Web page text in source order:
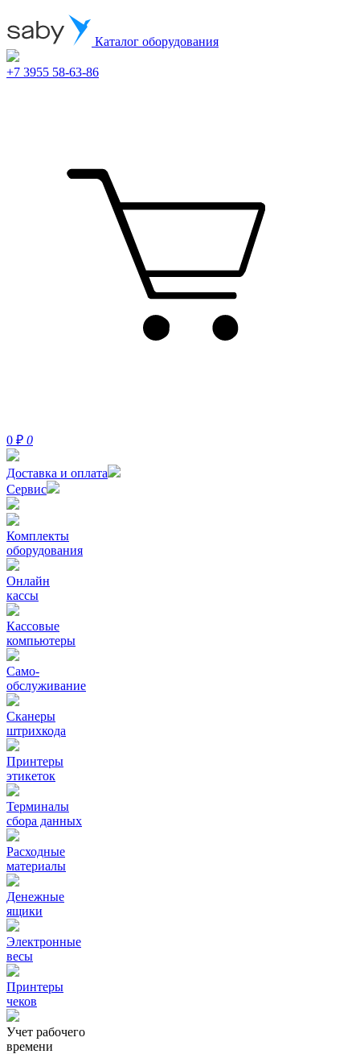
Каталог оборудования
+7 3955 58-63-86
0 ₽ 0
Доставка и оплата
Сервис
Комплекты
оборудования
Онлайн
кассы
Кассовые
компьютеры
Само-
обслуживание
Сканеры
штрихкода
Принтеры
этикеток
Терминалы
сбора данных
Расходные
материалы
Денежные
ящики
Электронные
весы
Принтеры
чеков
Учет рабочего
времени